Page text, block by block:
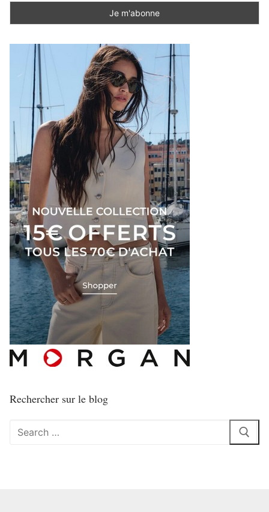
Rechercher sur le blog
Rechercher